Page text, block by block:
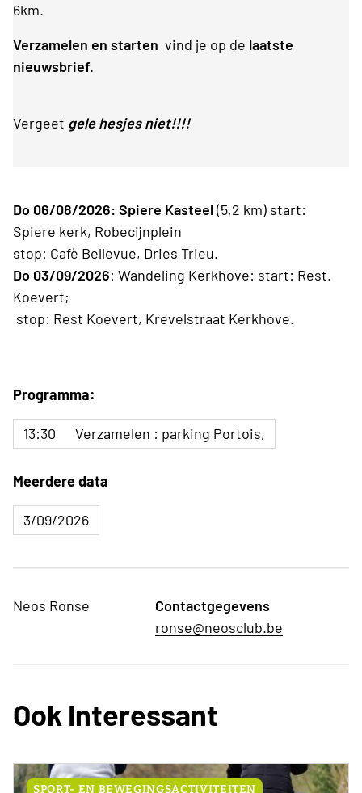
6km.
Verzamelen en starten vind je op de laatste
nieuwsbrief.
Vergeet gele hesjes niet!!!!
Do 06/08/2026: Spiere Kasteel(5,2 km) start:
Spiere kerk, Robecijnplein
stop: Cafè Bellevue, Dries Trieu.
Do 03/09/2026: Wandeling Kerkhove: start: Rest.
Koevert;
stop: Rest Koevert, Krevelstraat Kerkhove.
Programma:
13:30 Verzamelen : parking Portois,
Meerdere data
3/09/2026
Neos Ronse
Contactgegevens
ronse@neosclub.be
Ook Interessant
SPORT- EN BEWEGINGSACTIVITEITEN